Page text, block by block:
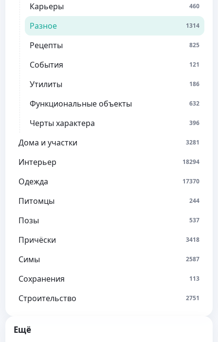
Карьеры 460
Разное 1314
Рецепты 825
События 121
Утилиты 186
Функциональные объекты 632
Черты характера 396
Дома и участки 3281
Интерьер 18294
Одежда 17370
Питомцы 244
Позы 537
Причёски 3418
Симы 2587
Сохранения 113
Строительство 2751
Ещё